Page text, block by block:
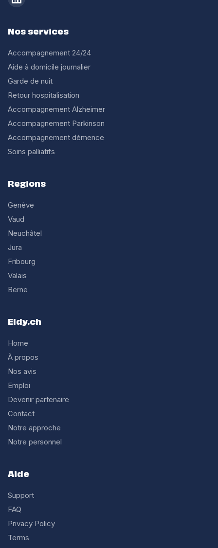
Nos services
Accompagnement 24/24
Aide à domicile journalier
Garde de nuit
Retour hospitalisation
Accompagnement Alzheimer
Accompagnement Parkinson
Accompagnement démence
Soins palliatifs
Regions
Genève
Vaud
Neuchâtel
Jura
Fribourg
Valais
Berne
Eldy.ch
Home
À propos
Nos avis
Emploi
Devenir partenaire
Contact
Notre approche
Notre personnel
Aide
Support
FAQ
Privacy Policy
Terms